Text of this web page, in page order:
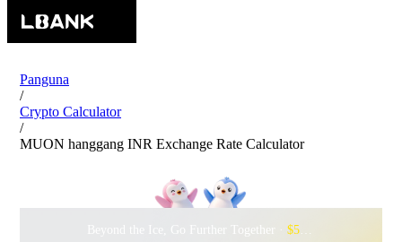
Panguna
/
Crypto Calculator
/
MUON hanggang INR Exchange Rate Calculator
Beyond the Ice, Go Further Together · $500,000